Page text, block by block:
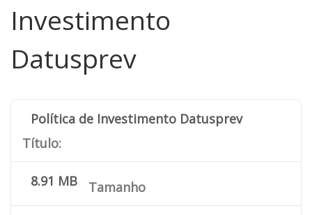
Investimento
Datusprev
Política de Investimento Datusprev
Título:
8.91 MB Tamanho